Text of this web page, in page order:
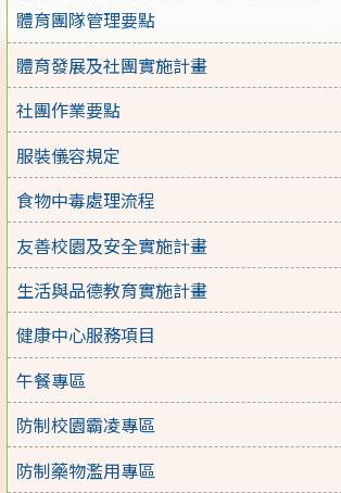
體育團隊管理要點
體育發展及社團實施計畫
社團作業要點
服裝儀容規定
食物中毒處理流程
友善校園及安全實施計畫
生活與品德教育實施計畫
健康中心服務項目
午餐專區
防制校園霸凌專區
防制藥物濫用專區